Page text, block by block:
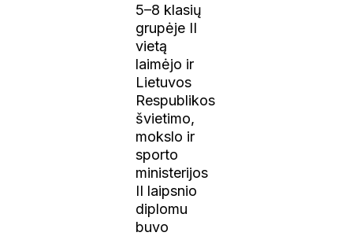
5–8 klasių
grupėje II
vietą
laimėjo ir
Lietuvos
Respublikos
švietimo,
mokslo ir
sporto
ministerijos
II laipsnio
diplomu
buvo